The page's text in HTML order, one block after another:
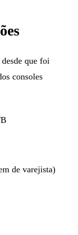
que foi
consoles
de varejista)